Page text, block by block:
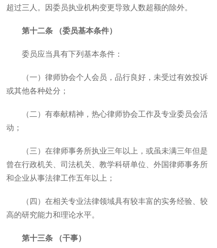
超过三人。因委员执业机构变更导致人数超额的除外。
第十二条 （委员基本条件）
委员应当具有下列基本条件：
（一）律师协会个人会员，品行良好，未受过有效投诉
或其他各种处分；
（二）有奉献精神，热心律师协会工作及专业委员会活
动；
（三）在律师事务所执业三年以上，或虽未满三年但是
曾在行政机关、司法机关、教学科研单位、外国律师事务所
和企业从事法律工作五年以上；
（四）在相关专业法律领域具有较丰富的实务经验、较
高的研究能力和理论水平。
第十三条 （干事）